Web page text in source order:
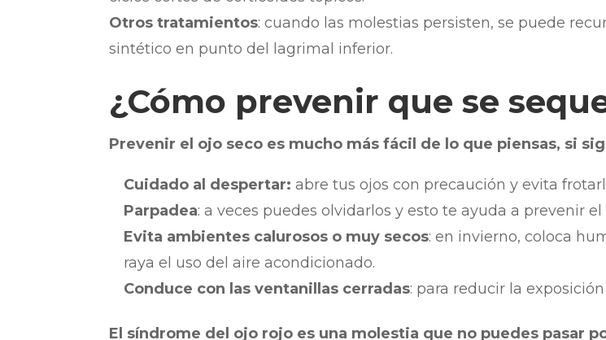
Otros tratamientos: cuando las molestias persisten, se puede
sintético en punto del lagrimal inferior.
¿Cómo prevenir que se
Prevenir el ojo seco es mucho más fácil de lo que piensas, si
Cuidado al despertar: abre tus ojos con precaución y evita
Parpadea: a veces puedes olvidarlos y esto te ayuda a prevenir
Evita ambientes calurosos o muy secos: en invierno, coloca
raya el uso del aire acondicionado.
Conduce con las ventanillas cerradas: para reducir la
El síndrome del ojo rojo es una molestia que no puedes pasar